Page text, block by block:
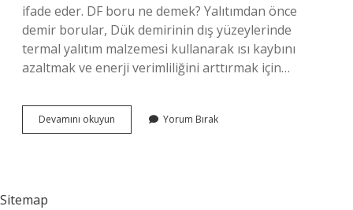
ifade eder. DF boru ne demek? Yalıtımdan önce
demir borular, Dük demirinin dış yüzeylerinde
termal yalıtım malzemesi kullanarak ısı kaybını
azaltmak ve enerji verimliliğini arttırmak için…
Devamını okuyun
Boru
Yorum Bırak
Sitemap